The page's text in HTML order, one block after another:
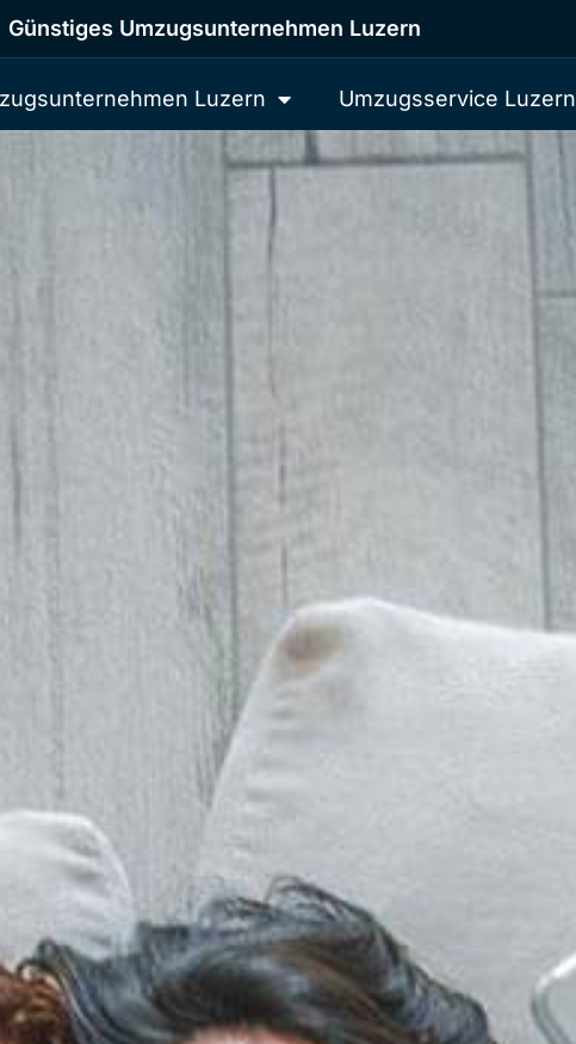
Günstiges Umzugsunternehmen Luzern
Luzern Umzugsservice Luzern